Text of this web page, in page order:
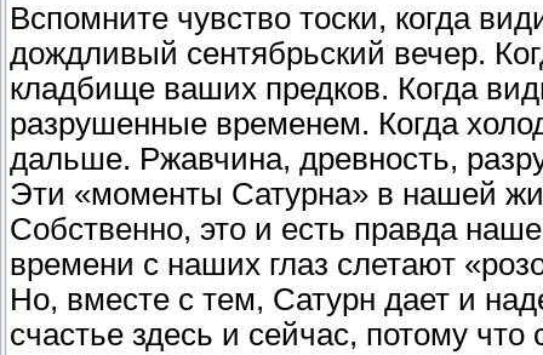
Вспомните чувство тоски, когда
дождливый сентябрьский вечер.
кладбище ваших предков. Когда
разрушенные временем. Когда
дальше. Ржавчина, древность,
Эти «моменты Сатурна» в нашей
Собственно, это и есть правда
времени с наших глаз слетают
Но, вместе с тем, Сатурн дает и
счастье здесь и сейчас, потому